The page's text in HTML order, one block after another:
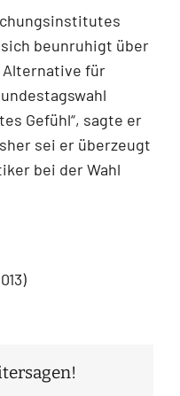
sich beunruhigt über
Alternative für
Gefühl“, sagte er
sei er überzeugt
bei der Wahl